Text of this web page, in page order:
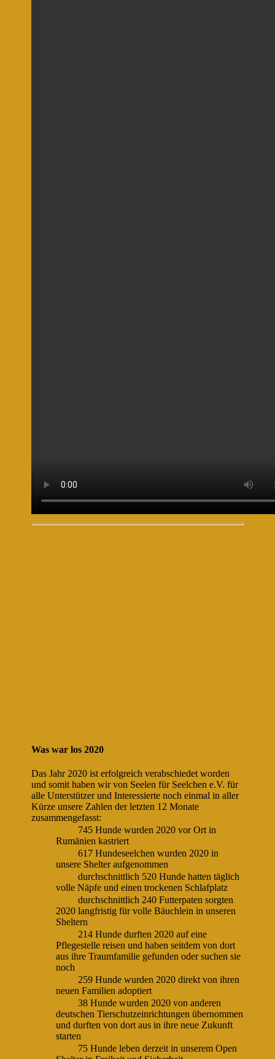
Was war los 2020
Das Jahr 2020 ist erfolgreich verabschiedet worden
und somit haben wir von Seelen für Seelchen e.V. für
alle Unterstützer und Interessierte noch einmal in aller
Kürze unsere Zahlen der letzten 12 Monate
zusammengefasst:
745 Hunde wurden 2020 vor Ort in
Rumänien kastriert
617 Hundeseelchen wurden 2020 in
unsere Shelter aufgenommen
durchschnittlich 520 Hunde hatten täglich
volle Näpfe und einen trockenen Schlafplatz
durchschnittlich 240 Futterpaten sorgten
2020 langfristig für volle Bäuchlein in unseren
Sheltern
214 Hunde durften 2020 auf eine
Pflegestelle reisen und haben seitdem von dort
aus ihre Traumfamilie gefunden oder suchen sie
noch
259 Hunde wurden 2020 direkt von ihren
neuen Familien adoptiert
38 Hunde wurden 2020 von anderen
deutschen Tierschutzeinrichtungen übernommen
und durften von dort aus in ihre neue Zukunft
starten
75 Hunde leben derzeit in unserem Open